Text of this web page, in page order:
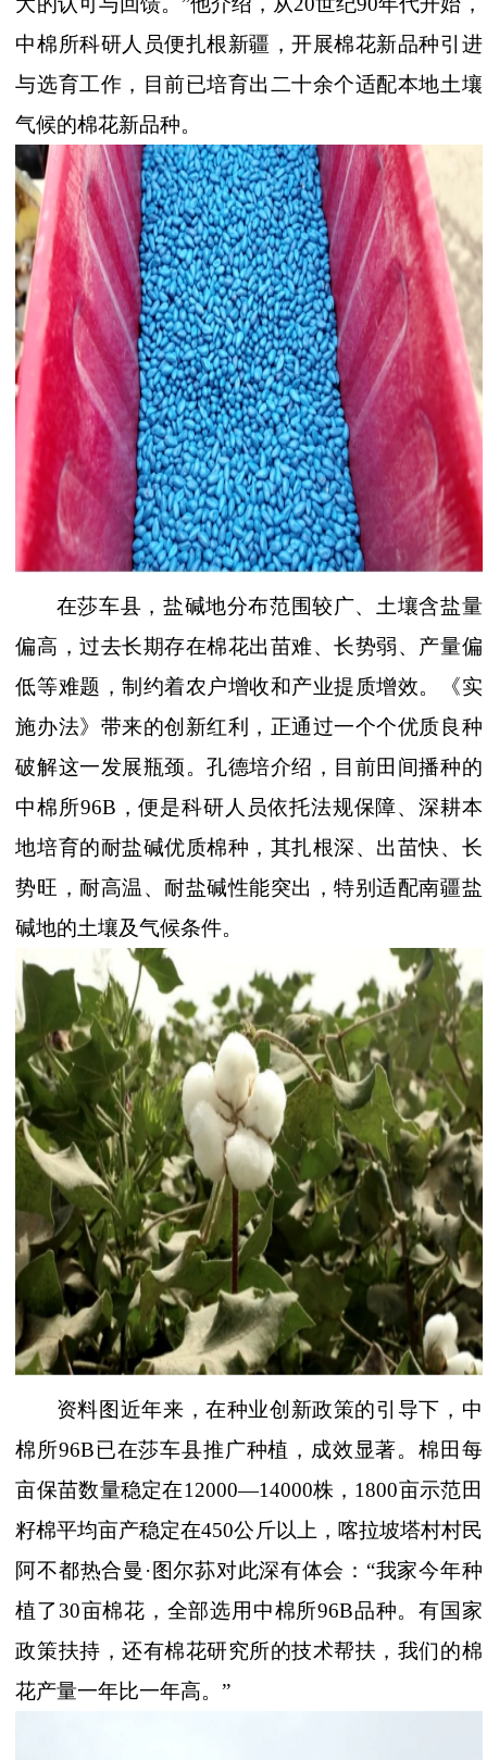
中棉所科研人员便扎根新疆，开展棉花新品种引进
与选育工作，目前已培育出二十余个适配本地土壤
气候的棉花新品种。
在莎车县，盐碱地分布范围较广、土壤含盐量
偏高，过去长期存在棉花出苗难、长势弱、产量偏
低等难题，制约着农户增收和产业提质增效。《实
施办法》带来的创新红利，正通过一个个优质良种
破解这一发展瓶颈。孔德培介绍，目前田间播种的
中棉所96B，便是科研人员依托法规保障、深耕本
地培育的耐盐碱优质棉种，其扎根深、出苗快、长
势旺，耐高温、耐盐碱性能突出，特别适配南疆盐
碱地的土壤及气候条件。
资料图近年来，在种业创新政策的引导下，中
棉所96B已在莎车县推广种植，成效显著。棉田每
亩保苗数量稳定在12000—14000株，1800亩示范田
籽棉平均亩产稳定在450公斤以上，喀拉坡塔村村民
阿不都热合曼·图尔荪对此深有体会：“我家今年种
植了30亩棉花，全部选用中棉所96B品种。有国家
政策扶持，还有棉花研究所的技术帮扶，我们的棉
花产量一年比一年高。”